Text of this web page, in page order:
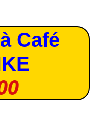
Café